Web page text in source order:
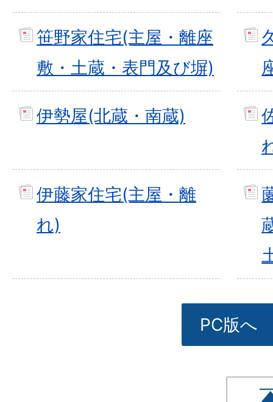
笹野家住宅(主屋・離座
敷・土蔵・表門及び塀)
伊勢屋(北蔵・南蔵)
伊藤家住宅(主屋・離
れ)
PC版へ